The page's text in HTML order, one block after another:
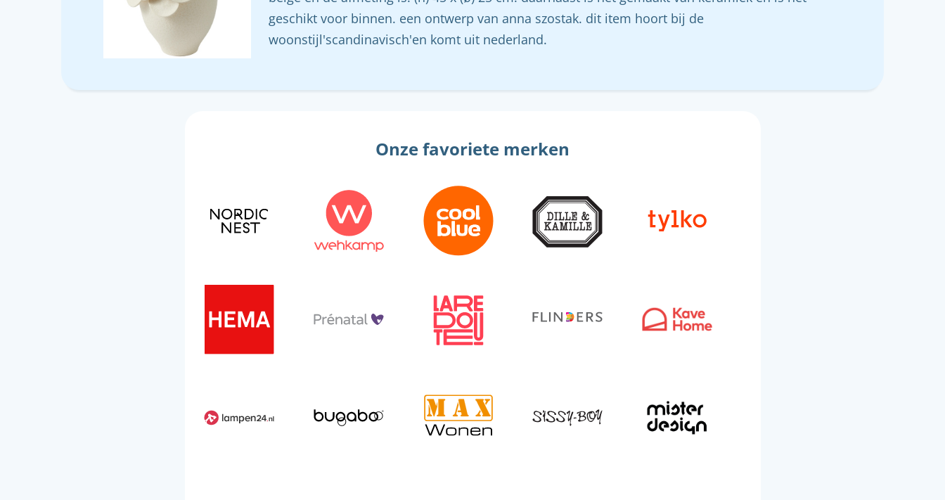
Menu sluiten
Menu sluiten
Menu sluiten
Menu sluiten
Menu sluiten
geschikt voor binnen. een ontwerp van anna szostak. dit item hoort bij de
woonstijl'scandinavisch'en komt uit nederland.
Onze favoriete merken